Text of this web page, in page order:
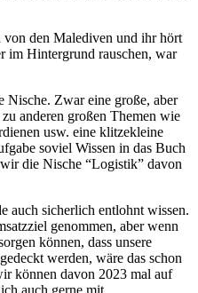
den Malediven und ihr hört
im Hintergrund rauschen, war
Nische. Zwar eine große, aber
anderen großen Themen wie
usw. eine klitzekleine
soviel Wissen in das Buch
die Nische “Logistik” davon
auch sicherlich entlohnt wissen.
genommen, aber wenn
können, dass unsere
werden, wäre das schon
können davon 2023 mal auf
auch gerne mit.